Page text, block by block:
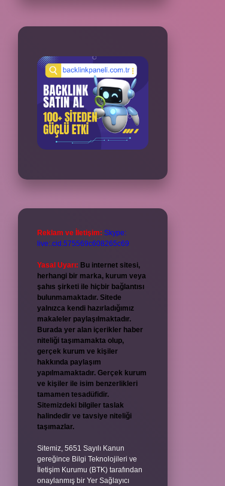
Reklam ve İletişim: Skype:
live:.cid.575569c608265c69
Yasal Uyarı: Bu internet sitesi,
herhangi bir marka, kurum veya
şahıs şirketi ile hiçbir bağlantısı
bulunmamaktadır. Sitede
yalnızca kendi hazırladığımız
makaleler paylaşılmaktadır.
Burada yer alan içerikler haber
niteliği taşımamakta olup,
gerçek kurum ve kişiler
hakkında paylaşım
yapılmamaktadır. Gerçek kurum
ve kişiler ile isim benzerlikleri
tamamen tesadüfidir.
Sitemizdeki bilgiler taslak
halindedir ve tavsiye niteliği
taşımazlar.
Sitemiz, 5651 Sayılı Kanun
gereğince Bilgi Teknolojileri ve
İletişim Kurumu (BTK) tarafından
onaylanmış bir Yer Sağlayıcı